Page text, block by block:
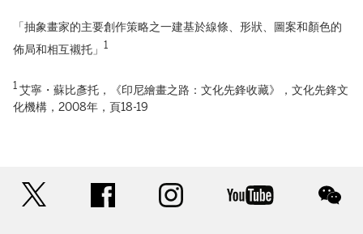
「抽象畫家的主要創作策略之一建基於線條、形狀、圖案和顏色的
佈局和相互襯托」 1
1 艾寧・蘇比彥托，《印尼繪畫之路：文化先鋒收藏》，文化先鋒文
化機構，2008年，頁18-19
facebook instagram youtube